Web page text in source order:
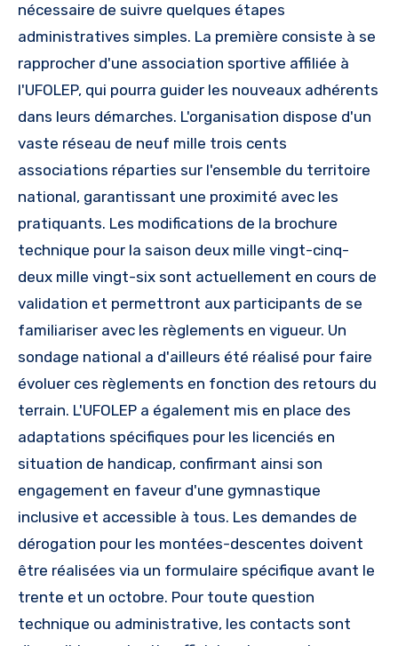
nécessaire de suivre quelques étapes
administratives simples. La première consiste à se
rapprocher d'une association sportive affiliée à
l'UFOLEP, qui pourra guider les nouveaux adhérents
dans leurs démarches. L'organisation dispose d'un
vaste réseau de neuf mille trois cents
associations réparties sur l'ensemble du territoire
national, garantissant une proximité avec les
pratiquants. Les modifications de la brochure
technique pour la saison deux mille vingt-cinq-
deux mille vingt-six sont actuellement en cours de
validation et permettront aux participants de se
familiariser avec les règlements en vigueur. Un
sondage national a d'ailleurs été réalisé pour faire
évoluer ces règlements en fonction des retours du
terrain. L'UFOLEP a également mis en place des
adaptations spécifiques pour les licenciés en
situation de handicap, confirmant ainsi son
engagement en faveur d'une gymnastique
inclusive et accessible à tous. Les demandes de
dérogation pour les montées-descentes doivent
être réalisées via un formulaire spécifique avant le
trente et un octobre. Pour toute question
technique ou administrative, les contacts sont